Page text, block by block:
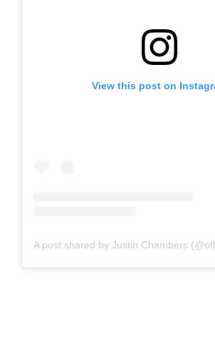
View this post on